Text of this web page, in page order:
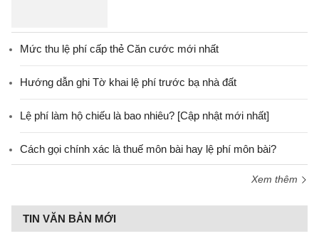
Mức thu lệ phí cấp thẻ Căn cước mới nhất
Hướng dẫn ghi Tờ khai lệ phí trước bạ nhà đất
Lệ phí làm hộ chiếu là bao nhiêu? [Cập nhật mới nhất]
Cách gọi chính xác là thuế môn bài hay lệ phí môn bài?
Xem thêm
TIN VĂN BẢN MỚI